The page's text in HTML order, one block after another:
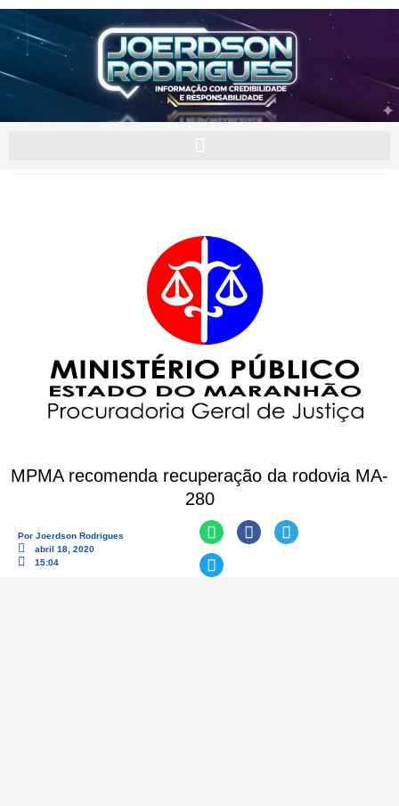
MPMA recomenda recuperação da rodovia MA-
280
Por Joerdson Rodrigues
abril 18, 2020
15:04